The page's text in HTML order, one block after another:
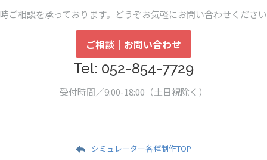
ご相談を承っております。どうぞお気軽にお問い合わせくださ
ご相談｜お問い合わせ
Tel: 052-854-7729
受付時間／9:00-18:00（土日祝除く）
シミュレーター各種制作TOP